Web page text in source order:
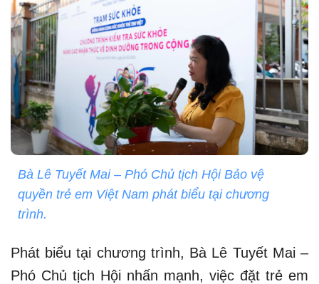
Bà Lê Tuyết Mai – Phó Chủ tịch Hội Bảo vệ
quyền trẻ em Việt Nam phát biểu tại chương
trình.
Phát biểu tại chương trình, Bà Lê Tuyết Mai –
Phó Chủ tịch Hội nhấn mạnh, việc đặt trẻ em